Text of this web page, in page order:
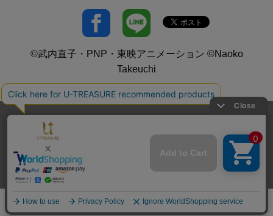
©武内直子・PNP・東映アニメーション ©Naoko
Takeuchi
送料とお支払い方法 プライバシーポリシー サイトご利用規約
特定商取引法に基づく表記 お問い合わせ
© U-TREASURE All Rights Reserved.